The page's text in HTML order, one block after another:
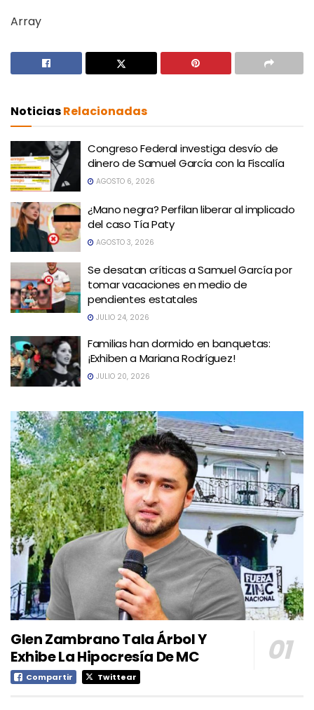
Array
NoticiasRelacionadas
Congreso Federal investiga desvío de
dinero de Samuel García con la Fiscalía
AGOSTO 6, 2026
¿Mano negra? Perfilan liberar al implicado
del caso Tía Paty
AGOSTO 3, 2026
Se desatan críticas a Samuel García por
tomar vacaciones en medio de
pendientes estatales
JULIO 24, 2026
Familias han dormido en banquetas:
¡Exhiben a Mariana Rodríguez!
JULIO 20, 2026
Glen Zambrano Tala Árbol Y
Exhibe La Hipocresía De MC
Compartir Twittear